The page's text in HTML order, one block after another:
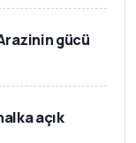
gücü
açık